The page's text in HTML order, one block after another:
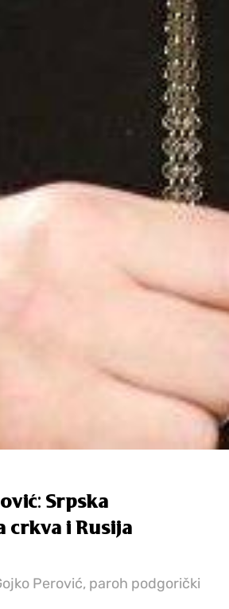
Srpska
crkva i Rusija
Perović, paroh podgorički